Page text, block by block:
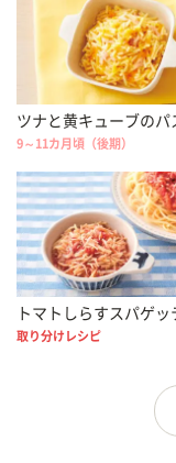
ツナと黄キューブのパ
9～11カ月頃（後期）
トマトしらすスパゲッ
取り分けレシピ